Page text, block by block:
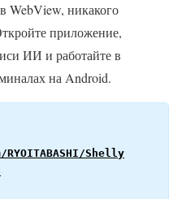
WebView, никакого
приложение,
ИИ и работайте в
на Android.
Shelly